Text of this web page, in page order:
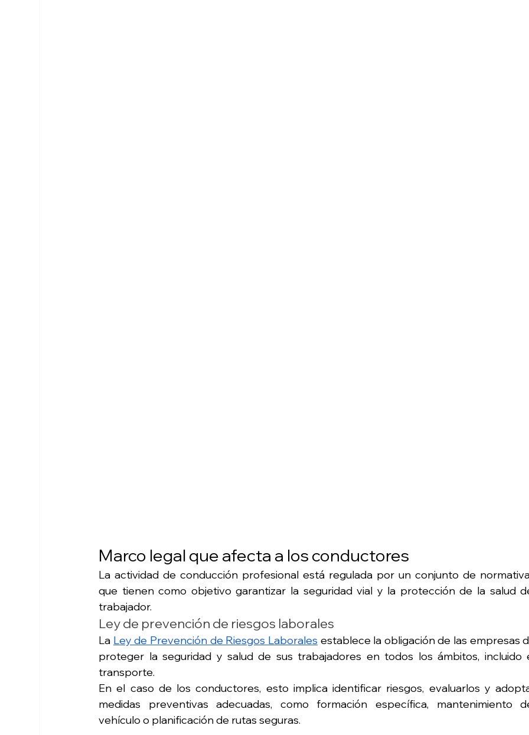
Marco legal que afecta a los conductores
La actividad de conducción profesional está regulada por un conjunto de
que tienen como objetivo garantizar la seguridad vial y la protección de la salud
trabajador.
Ley de prevención de riesgos laborales
La Ley de Prevención de Riesgos Laborales establece la obligación de las empresas
proteger la seguridad y salud de sus trabajadores en todos los ámbitos, incluido
transporte.
En el caso de los conductores, esto implica identificar riesgos, evaluarlos y
medidas preventivas adecuadas, como formación específica, mantenimiento
vehículo o planificación de rutas seguras.